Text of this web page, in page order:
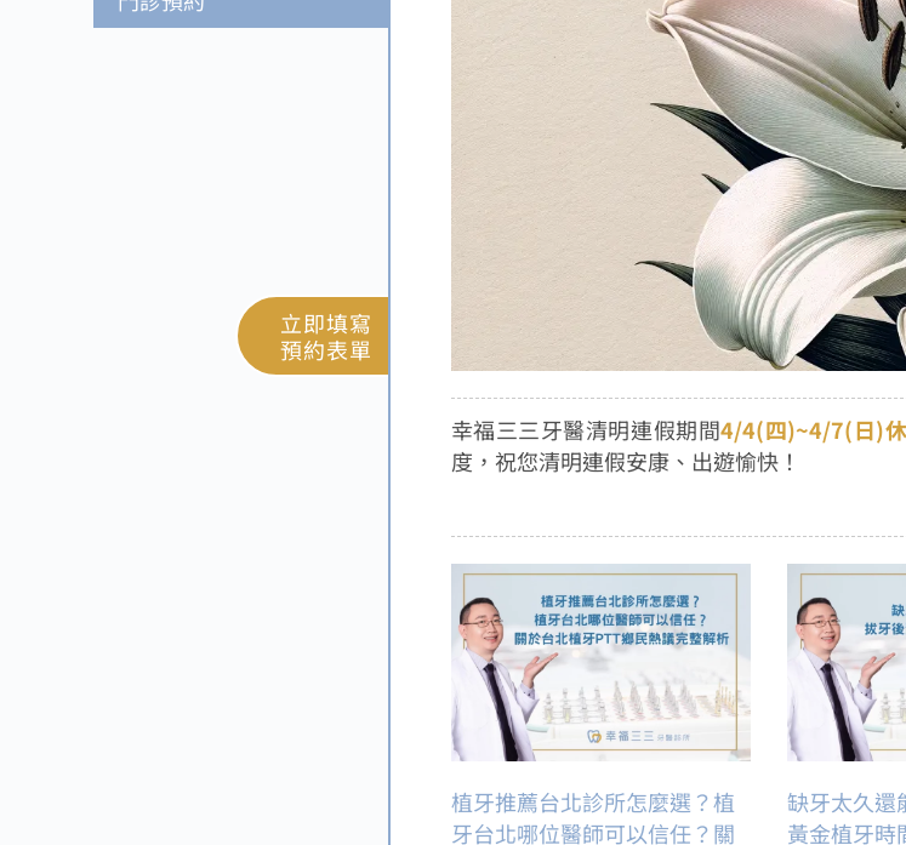
立即填寫
預約表單
幸福三三牙醫清明連假期間4/4(四)~4/7(日)
度，祝您清明連假安康、出遊愉快！
植牙推薦台北診所怎麼選？植
牙台北哪位醫師可以信任？關
缺牙太久還
黃金植牙時